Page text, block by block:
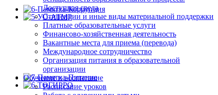
Доступная среда
Стипендии и иные виды материальной поддержки
Платные образовательные услуги
Финансово-хозяйственная деятельность
Вакантные места для приема (перевода)
Международное сотрудничество
Организация питания в образовательной
организации
Обучение и воспитание
Расписание уроков